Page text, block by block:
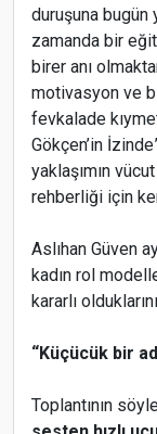
duruşuna bugün
zamanda bir
birer anı
motivasyon ve
fevkalade
Gökçen’in
yaklaşımın
rehberliği için
Aslıhan Güven
kadın rol
kararlı
“Küçücük bir
Toplantının